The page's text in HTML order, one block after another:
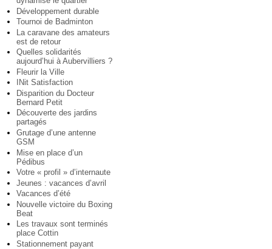
Développement durable
Tournoi de Badminton
La caravane des amateurs
est de retour
Quelles solidarités
aujourd’hui à Aubervilliers ?
Fleurir la Ville
INit Satisfaction
Disparition du Docteur
Bernard Petit
Découverte des jardins
partagés
Grutage d’une antenne
GSM
Mise en place d’un
Pédibus
Votre « profil » d’internaute
Jeunes : vacances d’avril
Vacances d’été
Nouvelle victoire du Boxing
Beat
Les travaux sont terminés
place Cottin
Stationnement payant